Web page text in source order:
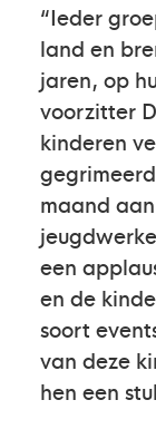
“Ieder
land en
jaren, op
voorzitter
kinderen
maand
een
en de
soort
van deze
hen een